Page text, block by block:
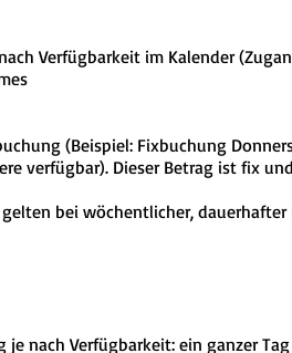
Verfügbarkeit im Kalender
(Beispiel: Fixbuchung
verfügbar). Dieser Betrag ist fix
gelten bei wöchentlicher, dauerhafter
nach Verfügbarkeit: ein ganzer